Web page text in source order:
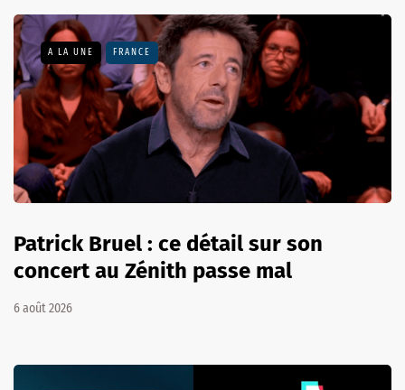
A LA UNE FRANCE
Patrick Bruel : ce détail sur son
concert au Zénith passe mal
6 août 2026